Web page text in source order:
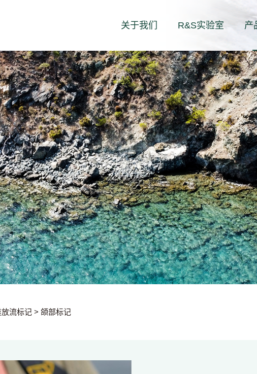
关于我们 R&S实验室 产
放流标记> 颌部标记